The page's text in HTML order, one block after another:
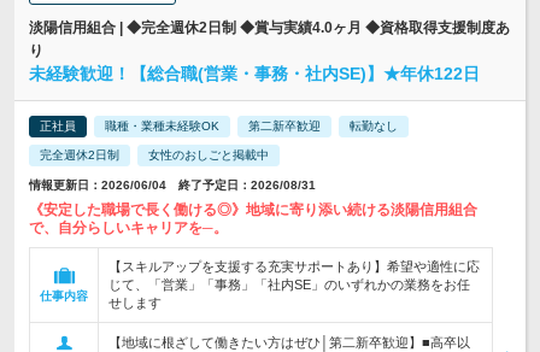
淡陽信用組合 | ◆完全週休2日制 ◆賞与実績4.0ヶ月 ◆資格取得支援制度あ
り
未経験歓迎！【総合職(営業・事務・社内SE)】★年休122日
正社員 職種・業種未経験OK 第二新卒歓迎 転勤なし
完全週休2日制 女性のおしごと掲載中
情報更新日：2026/06/04 終了予定日：2026/08/31
《安定した職場で長く働ける◎》地域に寄り添い続ける淡陽信用組合
で、自分らしいキャリアを─。
仕事内容
【スキルアップを支援する充実サポートあり】希望や適性に応
じて、「営業」「事務」「社内SE」のいずれかの業務をお任
せします
【地域に根ざして働きたい方はぜひ│第二新卒歓迎】■高卒以